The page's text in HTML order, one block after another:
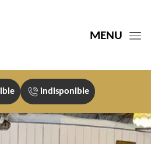
MENU
indisponible